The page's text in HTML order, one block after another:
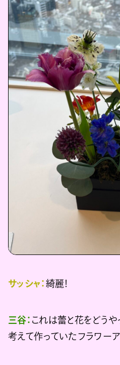
サッシャ： 綺麗！
三谷： これは蕾と花をどうや
考えて作っていたフラワーア